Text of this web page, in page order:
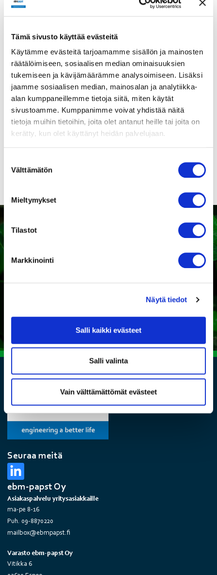
Tämä sivusto käyttää evästeitä
Käytämme evästeitä tarjoamamme sisällön ja mainosten
räätälöimiseen, sosiaalisen median ominaisuuksien
tukemiseen ja kävijämäärämme analysoimiseen. Lisäksi
jaamme sosiaalisen median, mainosalan ja analytiikka-
alan kumppaneillemme tietoja siitä, miten käytät
sivustoamme. Kumppanimme voivat yhdistää näitä
tietoja muihin tietoihin, joita olet antanut heille tai joita on
kerätty, kun olet käyttänyt heidän palvelujaan.
valinta
Välttämätön
Mieltymykset
Tilastot
Markkinointi
Näytä tiedot
Salli kaikki evästeet
Salli valinta
Vain välttämättömät evästeet
Tuotenumero
Lisätietoja
ErP-direktiivi ei koske alle
125 W puhaltimia. Yli 125 W
puhaltimien kohdalle on
merkitty, läpäiseekö tuote
direktiivin vaatimukset.
Suomenkieliset
puhaltimien
Kaipaatko tukea sopivan
Seuraa meitä
ebm-papst Oy
Asiakaspalvelu yritysasiakkaille
ma-pe 8-16
Puh. 09-8870220
mailbox@ebmpapst.fi
Varasto ebm-papst Oy
Vitikka 6